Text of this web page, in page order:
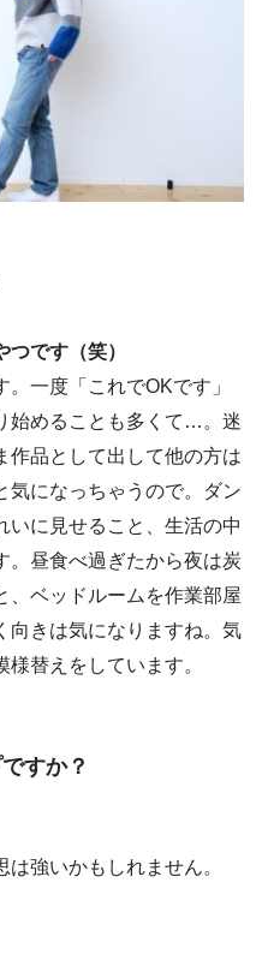
です（笑）
一度「これでOKです」
始めることも多くて…。迷
作品として出して他の方は
気になっちゃうので。ダン
いに見せること、生活の中
。昼食べ過ぎたから夜は炭
、ベッドルームを作業部屋
向きは気になりますね。気
替えをしています。
すか？
強いかもしれません。